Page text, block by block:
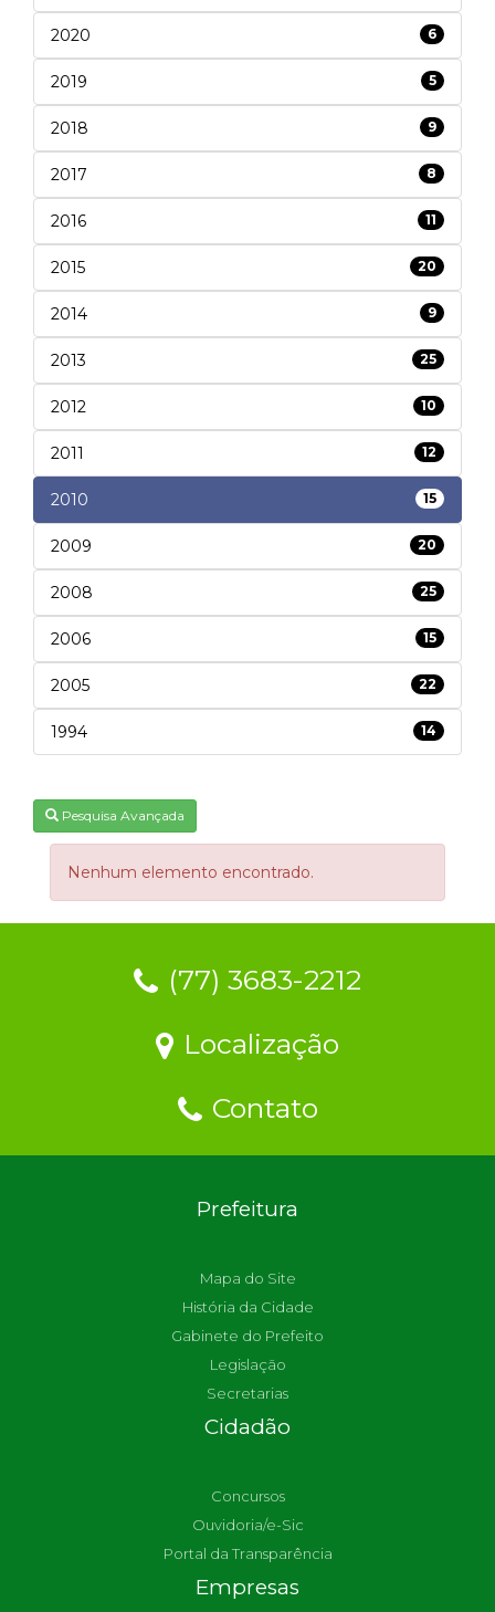
2020 6
2019 5
2018 9
2017 8
2016 11
2015 20
2014 9
2013 25
2012 10
2011 12
2010 15
2009 20
2008 25
2006 15
2005 22
1994 14
Pesquisa Avançada
Nenhum elemento encontrado.
(77) 3683-2212
Localização
Contato
Prefeitura
Mapa do Site
História da Cidade
Gabinete do Prefeito
Legislação
Secretarias
Cidadão
Concursos
Ouvidoria/e-Sic
Portal da Transparência
Empresas